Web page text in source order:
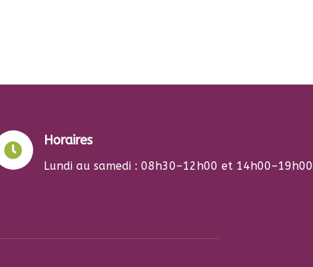

Horaires
Lundi au samedi : 08h30–12h00 et 14h00–19h00